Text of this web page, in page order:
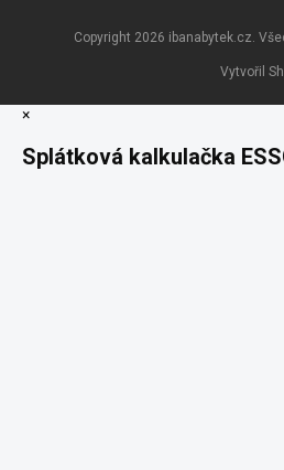
Vytvořil
Copyright 2026 ibanabytek.cz.
×
Splátková kalkulačka